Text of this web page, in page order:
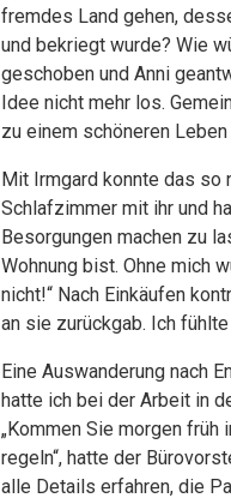
fremdes Land gehen,
und bekriegt wurde? Wie
geschoben und Anni
Idee nicht mehr los.
zu einem schöneren
Mit Irmgard konnte das so
Schlafzimmer mit ihr und
Besorgungen machen zu
Wohnung bist. Ohne mich
nicht!“ Nach Einkäufen
an sie zurückgab. Ich
Eine Auswanderung nach
hatte ich bei der Arbeit in
„Kommen Sie morgen früh
regeln“, hatte der
alle Details erfahren, die